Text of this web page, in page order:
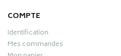
COMPTE
Identification
Mes commandes